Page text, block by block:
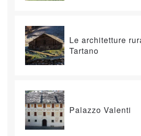
Le architetture
Tartano
Palazzo Valenti